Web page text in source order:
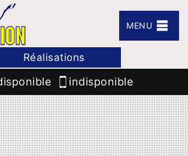
MENU
Réalisations
indisponible